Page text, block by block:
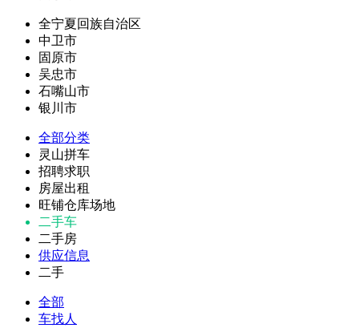
全宁夏回族自治区
中卫市
固原市
吴忠市
石嘴山市
银川市
全部分类
灵山拼车
招聘求职
房屋出租
旺铺仓库场地
二手车
二手房
供应信息
二手
全部
车找人